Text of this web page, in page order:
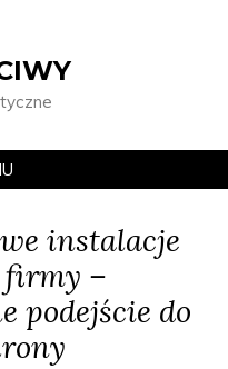
instalacje
firmy –
podejście do